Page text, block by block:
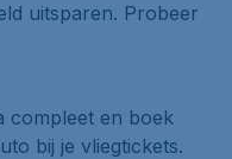
uitsparen. Probeer
compleet en boek
bij je vliegtickets.